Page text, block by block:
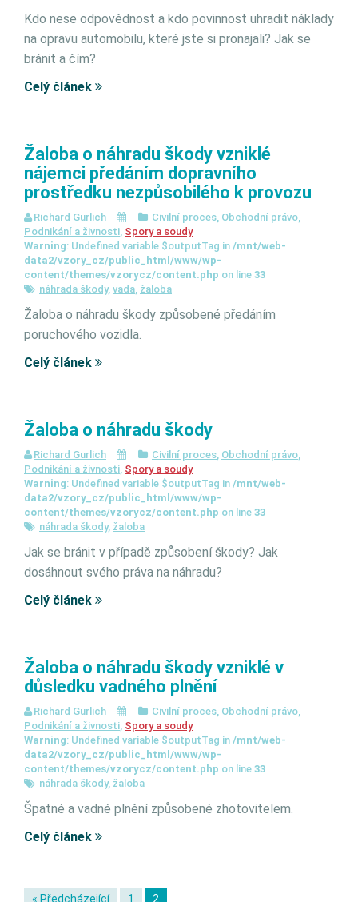
Kdo nese odpovědnost a kdo povinnost uhradit náklady
na opravu automobilu, které jste si pronajali? Jak se
bránit a čím?
Celý článek
Žaloba o náhradu škody vzniklé
nájemci předáním dopravního
prostředku nezpůsobilého k provozu
Richard Gurlich Civilní proces, Obchodní právo,
Podnikání a živnosti, Spory a soudy
Warning: Undefined variable $outputTag in /mnt/web-
data2/vzory_cz/public_html/www/wp-
content/themes/vzorycz/content.php on line 33
náhrada škody, vada, žaloba
Žaloba o náhradu škody způsobené předáním
poruchového vozidla.
Celý článek
Žaloba o náhradu škody
Richard Gurlich Civilní proces, Obchodní právo,
Podnikání a živnosti, Spory a soudy
Warning: Undefined variable $outputTag in /mnt/web-
data2/vzory_cz/public_html/www/wp-
content/themes/vzorycz/content.php on line 33
náhrada škody, žaloba
Jak se bránit v případě způsobení škody? Jak
dosáhnout svého práva na náhradu?
Celý článek
Žaloba o náhradu škody vzniklé v
důsledku vadného plnění
Richard Gurlich Civilní proces, Obchodní právo,
Podnikání a živnosti, Spory a soudy
Warning: Undefined variable $outputTag in /mnt/web-
data2/vzory_cz/public_html/www/wp-
content/themes/vzorycz/content.php on line 33
náhrada škody, žaloba
Špatné a vadné plnění způsobené zhotovitelem.
Celý článek
« Předcházející 1 2